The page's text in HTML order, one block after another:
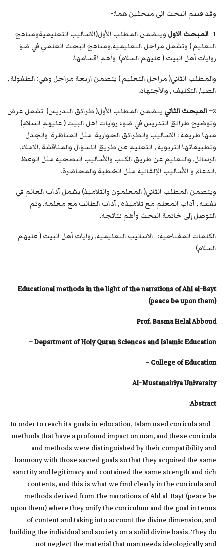
وقد قسم البحث الى مبحثين هما:-
1- المبحث الاول ويتضمن المطلب الأول(الاساليب التعليميةومناهج
التعليم ) وتشمل مراحل التعليمية,ومناهج البحث العلمي في ضؤ
روايات أهل البيت ( عليهم السلام) وأهم أقسامها.
والمطلب الثاني( مراحل التعليم ) يتضمن اربعة مراحل وهي: الطفولة ,
الصبا, التكليف , والأجتهاد.
2– المبحث الثاني يتضمن المطلب الأول( طرائق التدريس) تشمل عرض
وتوضيح طرائق التدريس في ضوء روايات أهل البيت ( عليهم السلام)
منها طريقة : الاساليب والطرائق الحوارية مثل المناظرة والجدل
وتطبيقاتها التربوية , التعليم عن طريق اللسؤال والمناقشة ,الاملاء,
الرسائل, والتعليم عن طريق الكتب والأساليب النصحية مثل الوعظ
,الدعاء, و الأساليب الإلقائية مثل الخطبة والمحاضرة.
ويتضمن المطلب الثاني( المعلمون والتلاميذ) يشمل آداب العالم في
نفسه , آداب المعلم مع تلاميذه , آداب الطالب مع معلمه. وتم
التوصل إلى خاتمة البحث وأهم نتائجه.
الكلمات المفتاحية:- الاساليب التعليمية, روايات أهل البيت ( عليهم
السلام)
Educational methods in the light of the narrations of Ahl al-Bayt
(peace be upon them)
Prof. Basma Helal Abboud
Department of Holy Quran Sciences and Islamic Education –
College of Education –
Al-Mustansiriya University
Abstract
:
In order to reach its goals in education, Islam used curricula and
methods that have a profound impact on man, and these curricula
and methods were distinguished by their compatibility and
harmony with those sacred goals so that they acquired the same
sanctity and legitimacy and contained the same strength and rich
contents, and this is what we find clearly in the curricula and
methods derived from The narrations of Ahl al-Bayt (peace be
upon them) where they unify the curriculum and the goal in terms
of content and taking into account the divine dimension, and
building the individual and society on a solid divine basis. They do
not neglect the material that man needs ideologically and